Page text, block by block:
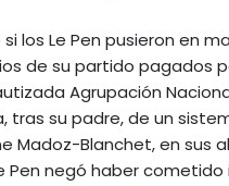
los Le Pen pusieron en
de su partido pagados
Agrupación
tras su padre, de un
Madoz-Blanchet, en sus
Pen negó haber